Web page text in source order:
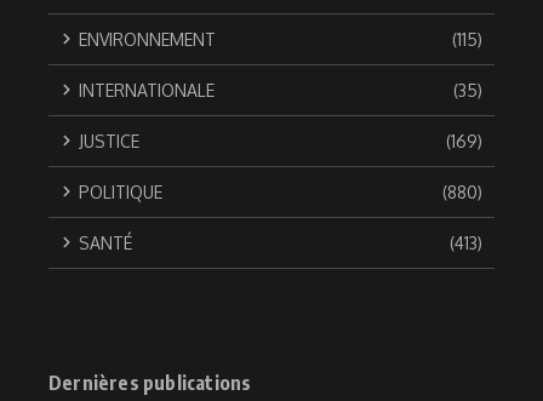
ENVIRONNEMENT (115)
INTERNATIONALE (35)
JUSTICE (169)
POLITIQUE (880)
SANTÉ (413)
Dernières publications